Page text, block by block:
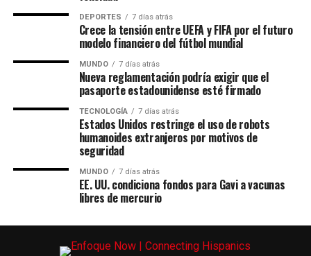
DEPORTES 7 días atrás
Crece la tensión entre UEFA y FIFA por el futuro
modelo financiero del fútbol mundial
MUNDO 7 días atrás
Nueva reglamentación podría exigir que el
pasaporte estadounidense esté firmado
TECNOLOGÍA 7 días atrás
Estados Unidos restringe el uso de robots
humanoides extranjeros por motivos de
seguridad
MUNDO 7 días atrás
EE. UU. condiciona fondos para Gavi a vacunas
libres de mercurio